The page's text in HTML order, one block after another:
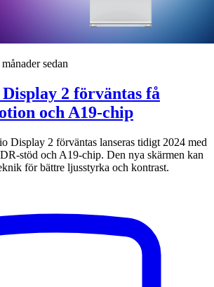
sedan
2 förväntas få
och A19-chip
Display 2 förväntas lanseras tidigt 2024 med
stöd och A19-chip. Den nya skärmen kan
för bättre ljusstyrka och kontrast.